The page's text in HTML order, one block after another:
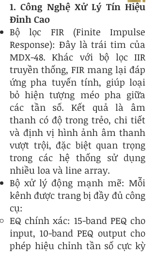
1. Công Nghệ Xử Lý Tín Hiệu
Đỉnh Cao
Bộ lọc FIR (Finite Impulse
Response): Đây là trái tim của
MDX-48. Khác với bộ lọc IIR
truyền thống, FIR mang lại đáp
ứng pha tuyến tính, giúp loại
bỏ hiện tượng méo pha giữa
các tần số. Kết quả là âm
thanh có độ trong trẻo, chi tiết
và định vị hình ảnh âm thanh
vượt trội, đặc biệt quan trọng
trong các hệ thống sử dụng
nhiều loa và line array.
Bộ xử lý động mạnh mẽ: Mỗi
kênh được trang bị đầy đủ công
cụ:
EQ chính xác: 15-band PEQ cho
input, 10-band PEQ output cho
phép hiệu chỉnh tần số cực kỳ